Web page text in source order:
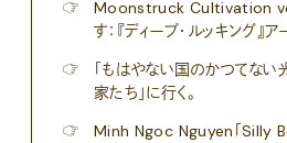
☞
Moonstruck Cultivation
す：『ディープ・ルッキング』ア
☞
「もはやない国のかつてな
家たち」に行く。
☞
Minh Ngoc Nguyen「Silly